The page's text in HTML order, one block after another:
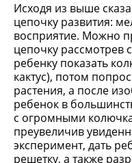
Исходя из выше
цепочку развития:
восприятие. Можно
цепочку
ребенку показать
кактус), потом
растения, а после
ребенок в
с огромными
преувеличив
эксперимент, дать
решетку, а также